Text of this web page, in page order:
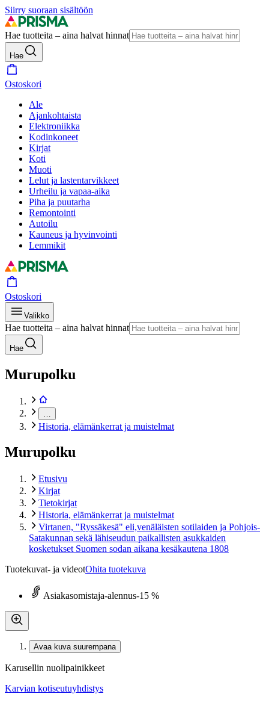
Siirry suoraan sisältöön
Hae tuotteita – aina halvat hinnat
Hae
Ostoskori
Ale
Ajankohtaista
Elektroniikka
Kodinkoneet
Kirjat
Koti
Muoti
Lelut ja lastentarvikkeet
Urheilu ja vapaa-aika
Piha ja puutarha
Remontointi
Autoilu
Kauneus ja hyvinvointi
Lemmikit
Ostoskori
Valikko
Hae tuotteita – aina halvat hinnat
Hae
Murupolku
Historia, elämänkerrat ja muistelmat
Murupolku
Etusivu
Kirjat
Tietokirjat
Historia, elämänkerrat ja muistelmat
Virtanen, "Ryssäkesä" eli,venäläisten sotilaiden ja Pohjois-
Satakunnan sekä lähiseudun paikallisten asukkaiden
kosketukset Suomen sodan aikana kesäkautena 1808
Tuotekuvat- ja videotOhita tuotekuva
Asiakasomistaja-alennus-15 %
Avaa kuva suurempana
Karusellin nuolipainikkeet
Karvian kotiseutuyhdistys